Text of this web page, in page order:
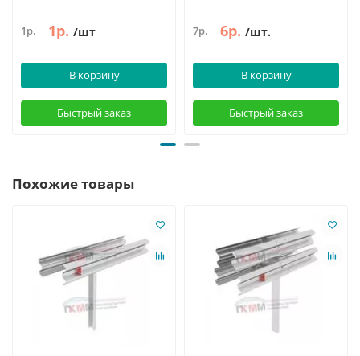
1р. 1р. /шт
В корзину
Быстрый заказ
7р. 6р. /шт.
В корзину
Быстрый заказ
Похожие товары